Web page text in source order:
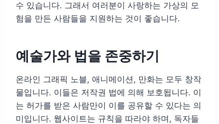
수 있습니다. 그래서 여러분이 사랑하는 가상의 모
험을 만든 사람들을 지원하는 것이 좋습니다.
예술가와 법을 존중하기
온라인 그래픽 노블, 애니메이션, 만화는 모두 창작
물입니다. 이들은 저작권 법에 의해 보호됩니다. 이
는 허가를 받은 사람만이 이를 공유할 수 있다는 의
미입니다. 웹사이트는 규칙을 따라야 하며, 독자들